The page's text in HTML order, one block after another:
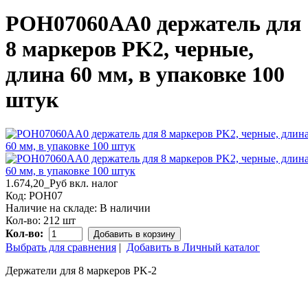
POH07060AA0 держатель для
8 маркеров PK2, черные,
длина 60 мм, в упаковке 100
штук
1.674,20_Руб вкл. налог
Код: POH07
Наличие на складе: В наличии
Кол-во: 212 шт
Кол-во:
Добавить в корзину
Выбрать для сравнения | Добавить в Личный каталог
Держатели для 8 маркеров PK-2